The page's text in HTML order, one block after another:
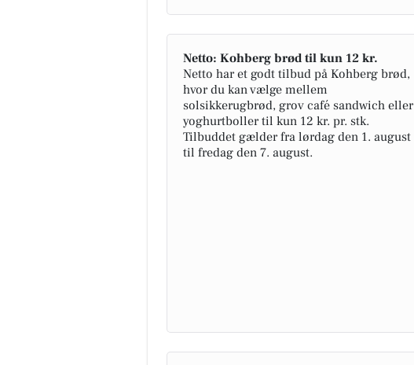
Netto: Kohberg brød til kun 12 kr.
Netto har et godt tilbud på Kohberg brød,
hvor du kan vælge mellem
solsikkerugbrød, grov café sandwich eller
yoghurtboller til kun 12 kr. pr. stk.
Tilbuddet gælder fra lørdag den 1. august
til fredag den 7. august.